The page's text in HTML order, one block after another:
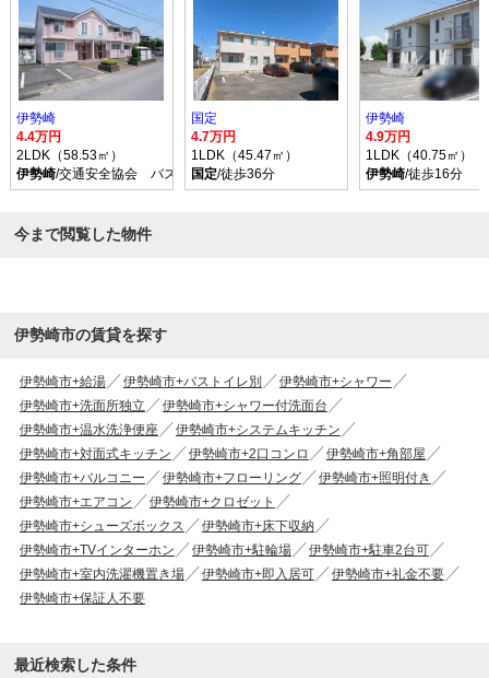
伊勢崎
4.4万円
2LDK（58.53㎡）
伊勢崎/交通安全協会 バス乗車時間15分 停歩6分
国定
4.7万円
1LDK（45.47㎡）
国定/徒歩36分
伊勢崎
4.9万円
1LDK（40.75㎡）
伊勢崎/徒歩16分
今まで閲覧した物件
伊勢崎市の賃貸を探す
伊勢崎市+給湯 伊勢崎市+バストイレ別
伊勢崎市+シャワー
伊勢崎市+洗面所独立
伊勢崎市+シャワー付洗面台
伊勢崎市+温水洗浄便座
伊勢崎市+システムキッチン
伊勢崎市+対面式キッチン
伊勢崎市+2口コンロ
伊勢崎市+角部屋
伊勢崎市+バルコニー
伊勢崎市+フローリング
伊勢崎市+照明付き
伊勢崎市+エアコン
伊勢崎市+クロゼット
伊勢崎市+シューズボックス
伊勢崎市+床下収納
伊勢崎市+TVインターホン
伊勢崎市+駐輪場
伊勢崎市+駐車2台可
伊勢崎市+室内洗濯機置き場
伊勢崎市+即入居可
伊勢崎市+礼金不要
伊勢崎市+保証人不要
最近検索した条件